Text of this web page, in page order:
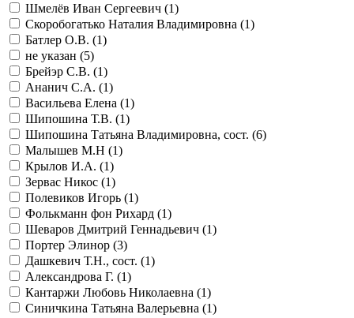
Шмелёв Иван Сергеевич (1)
Скоробогатько Наталия Владимировна (1)
Батлер О.В. (1)
не указан (5)
Брейэр С.В. (1)
Ананич С.А. (1)
Васильева Елена (1)
Шипошина Т.В. (1)
Шипошина Татьяна Владимировна, сост. (6)
Малышев М.Н (1)
Крылов И.А. (1)
Зервас Никос (1)
Полевиков Игорь (1)
Фолькманн фон Рихард (1)
Шеваров Дмитрий Геннадьевич (1)
Портер Элинор (3)
Дашкевич Т.Н., сост. (1)
Александрова Г. (1)
Кантаржи Любовь Николаевна (1)
Синичкина Татьяна Валерьевна (1)